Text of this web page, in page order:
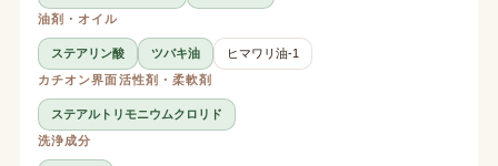
油剤・オイル
ステアリン酸 ツバキ油
ヒマワリ油-1
カチオン界面活性剤・柔軟剤
ステアルトリモニウムクロリド
洗浄成分